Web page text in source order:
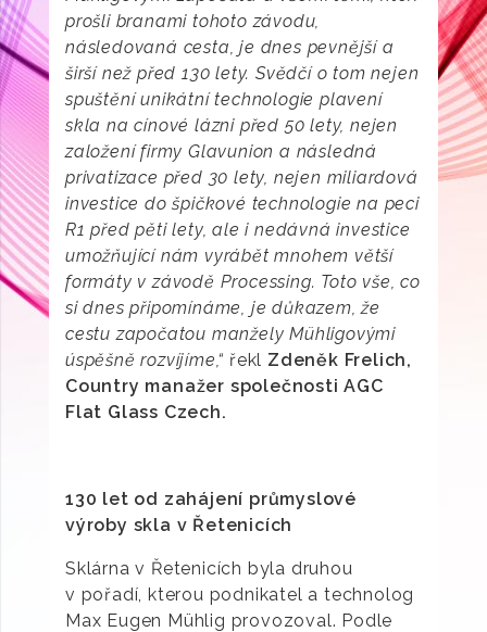
prošli branami tohoto závodu,
následovaná cesta, je dnes pevnější a
širší než před 130 lety. Svědčí o tom nejen
spuštění unikátní technologie plavení
skla na cínové lázni před 50 lety, nejen
založení firmy Glavunion a následná
privatizace před 30 lety, nejen miliardová
investice do špičkové technologie na peci
R1 před pěti lety, ale i nedávná investice
umožňující nám vyrábět mnohem větší
formáty v závodě Processing. Toto vše, co
si dnes připomínáme, je důkazem, že
cestu započatou manžely Mühligovými
úspěšně rozvíjíme,“ řekl Zdeněk Frelich,
Country manažer společnosti AGC
Flat Glass Czech.
130 let od zahájení průmyslové
výroby skla v Řetenicích
Sklárna v Řetenicích byla druhou
v pořadí, kterou podnikatel a technolog
Max Eugen Mühlig provozoval. Podle